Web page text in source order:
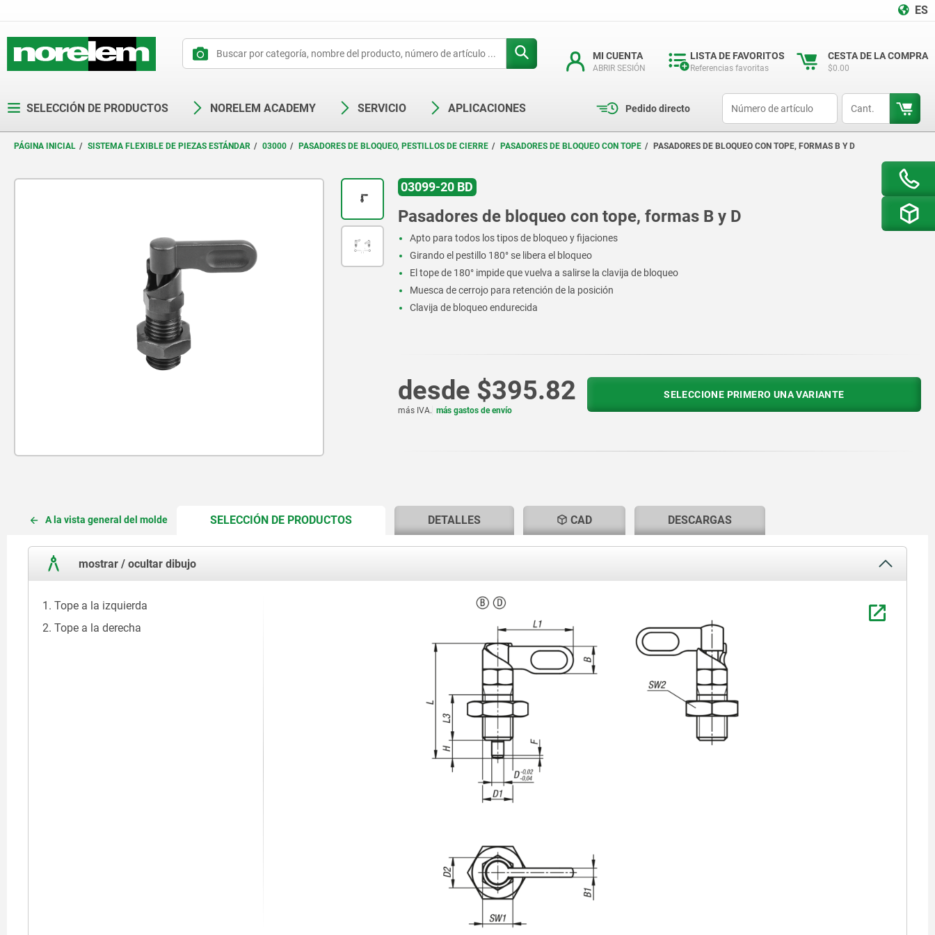
ES
MI CUENTA
ABRIR SESIÓN
LISTA DE FAVORITOS
Referencias favoritas
CESTA DE LA COMPRA
$0.00
SELECCIÓN DE PRODUCTOS NORELEM ACADEMY SERVICIO APLICACIONES Pedido directo
PÁGINA INICIAL SISTEMA FLEXIBLE DE PIEZAS ESTÁNDAR 03000 PASADORES DE BLOQUEO, PESTILLOS DE CIERRE PASADORES DE BLOQUEO CON TOPE PASADORES DE BLOQUEO CON TOPE, FORMAS B Y D
03099-20 BD
Pasadores de bloqueo con tope, formas B y D
Apto para todos los tipos de bloqueo y fijaciones
Girando el pestillo 180° se libera el bloqueo
El tope de 180° impide que vuelva a salirse la clavija de bloqueo
Muesca de cerrojo para retención de la posición
Clavija de bloqueo endurecida
desde $395.82
más IVA. más gastos de envío
SELECCIONE PRIMERO UNA VARIANTE
A la vista general del molde SELECCIÓN DE PRODUCTOSCURRENT
CURRENT
DETALLES CAD DESCARGAS
mostrar / ocultar dibujo
1. Tope a la izquierda
2. Tope a la derecha